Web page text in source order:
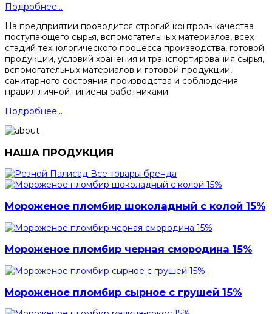
Подробнее...
На предприятии проводится строгий контроль качества
поступающего сырья, вспомогательных материалов, всех
стадий технологического процесса производства, готовой
продукции, условий хранения и транспортирования сырья,
вспомогательных материалов и готовой продукции,
санитарного состояния производства и соблюдения
правил личной гигиены работниками.
Подробнее...
НАША ПРОДУКЦИЯ
Все товары бренда
Мороженое пломбир шоколадный с колой 15%
Мороженое пломбир черная смородина 15%
Мороженое пломбир сырное с грушей 15%